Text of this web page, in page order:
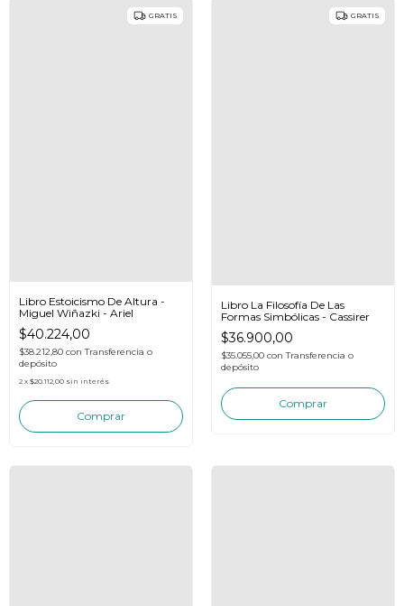
GRATIS
Libro Estoicismo De Altura -
Miguel Wiñazki - Ariel
$40.224,00
$38.212,80 con Transferencia o
depósito
2 x $20.112,00 sin interés
GRATIS
Libro La Filosofía De Las
Formas Simbólicas - Cassirer
$36.900,00
$35.055,00 con Transferencia o
depósito